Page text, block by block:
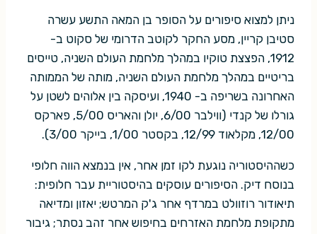
ניתן למצוא סיפורים על הסופר בן המאה התשע עשרה
סטיבן קריין, מסע החקר לקוטב הדרומי של סקוט ב-
1912, הפצצת טוקיו במהלך מלחמת העולם השניה, טייסים
בריטיים במהלך מלחמת העולם השניה, מותה של הממותה
האחרונה בשריפה ב- 1940, ועיסקה בין אלוהים לשטן על
גורלו של קנדי (ווילבר 6/00, יולן והאריס 5/00, פארקס
12/00, מקלאוד 12/99, בקסטר 1/00, בייקר 3/00).
כשההיסטוריה נוגעת לקו זמן אחר, אין בנמצא הווה חלופי
בנוסח דיק. הסיפורים עוסקים בהיסטוריית עבר חלופית:
תיאודור רוזוולט במרדף אחר ג'ק המרטש; יאזון ומדיאה
מתקופת מלחמת האזרחים בחיפוש אחר זהב נסתר; גיבור